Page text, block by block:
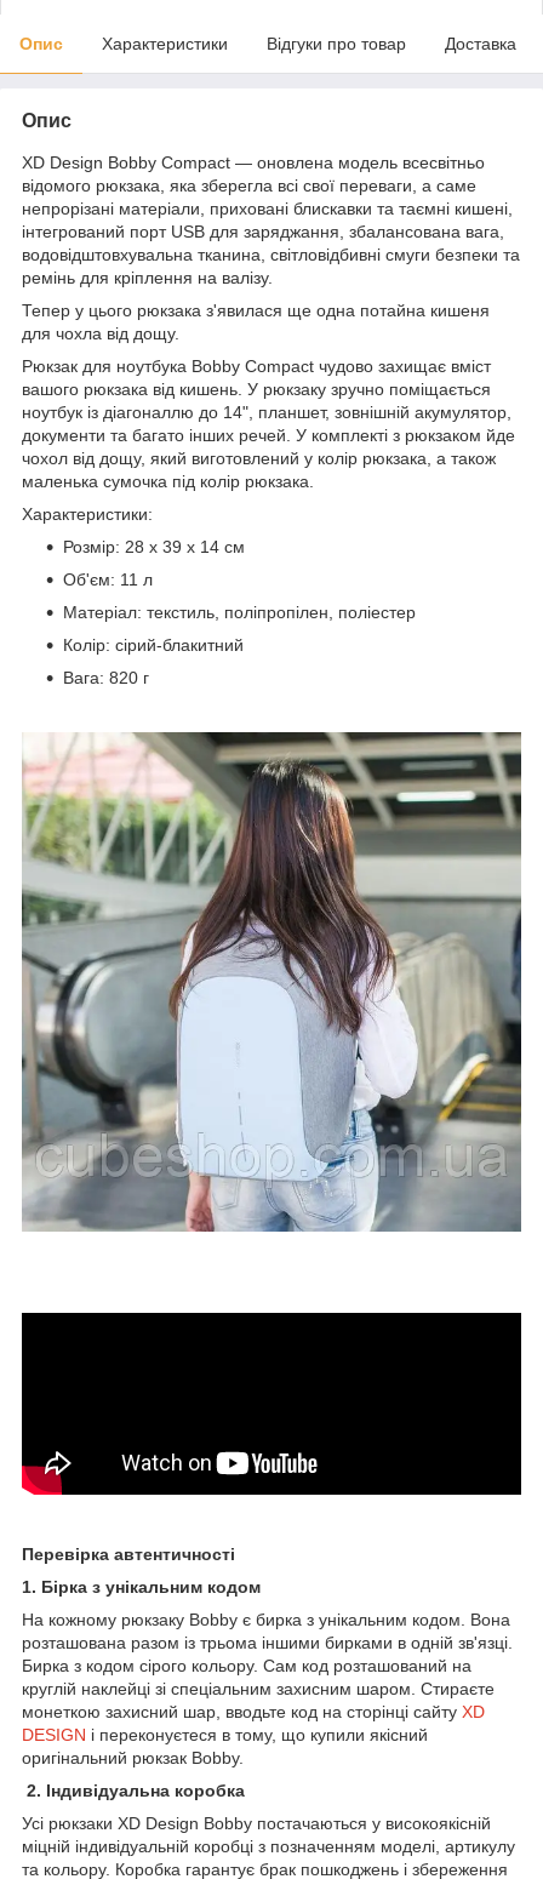
Опис Характеристики Відгуки про товар Доставка
Опис
XD Design Bobby Compact — оновлена модель всесвітньо
відомого рюкзака, яка зберегла всі свої переваги, а саме
непрорізані матеріали, приховані блискавки та таємні кишені,
інтегрований порт USB для заряджання, збалансована вага,
водовідштовхувальна тканина, світловідбивні смуги безпеки та
ремінь для кріплення на валізу.
Тепер у цього рюкзака з'явилася ще одна потайна кишеня
для чохла від дощу.
Рюкзак для ноутбука Bobby Compact чудово захищає вміст
вашого рюкзака від кишень. У рюкзаку зручно поміщається
ноутбук із діагоналлю до 14", планшет, зовнішній акумулятор,
документи та багато інших речей. У комплекті з рюкзаком йде
чохол від дощу, який виготовлений у колір рюкзака, а також
маленька сумочка під колір рюкзака.
Характеристики:
Розмір: 28 х 39 х 14 см
Об'єм: 11 л
Матеріал: текстиль, поліпропілен, поліестер
Колір: сірий-блакитний
Вага: 820 г
Перевірка автентичності
1. Бірка з унікальним кодом
На кожному рюкзаку Bobby є бирка з унікальним кодом. Вона
розташована разом із трьома іншими бирками в одній зв'язці.
Бирка з кодом сірого кольору. Сам код розташований на
круглій наклейці зі спеціальним захисним шаром. Стираєте
монеткою захисний шар, вводьте код на сторінці сайту XD
DESIGN і переконуєтеся в тому, що купили якісний
оригінальний рюкзак Bobby.
2. Індивідуальна коробка
Усі рюкзаки XD Design Bobby постачаються у високоякісній
міцній індивідуальній коробці з позначенням моделі, артикулу
та кольору. Коробка гарантує брак пошкоджень і збереження